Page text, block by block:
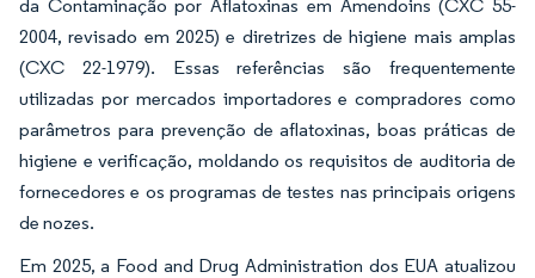
da Contaminação por Aflatoxinas em Amendoins (CXC 55-
2004, revisado em 2025) e diretrizes de higiene mais amplas
(CXC 22-1979). Essas referências são frequentemente
utilizadas por mercados importadores e compradores como
parâmetros para prevenção de aflatoxinas, boas práticas de
higiene e verificação, moldando os requisitos de auditoria de
fornecedores e os programas de testes nas principais origens
de nozes.
Em 2025, a Food and Drug Administration dos EUA atualizou